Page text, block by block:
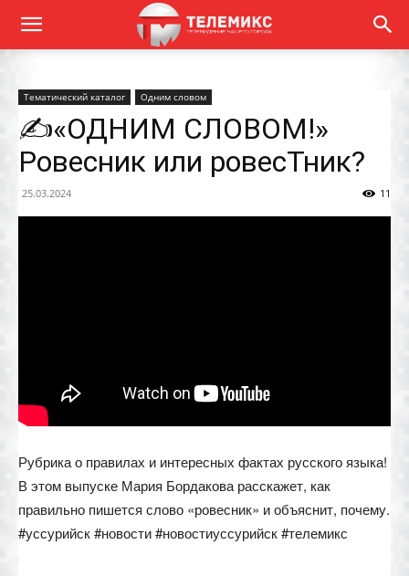
Тематический каталог Одним словом
✍️«ОДНИМ СЛОВОМ!»
Ровесник или ровесТник?
25.03.2024 11
Рубрика о правилах и интересных фактах русского языка!
В этом выпуске Мария Бордакова расскажет, как
правильно пишется слово «ровесник» и объяснит, почему.
#уссурийск #новости #новостиуссурийск #телемикс